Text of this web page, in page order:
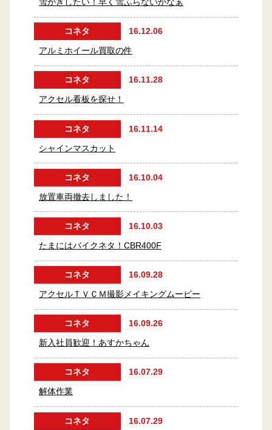
雪かきしたい！早く雪ふらないかなぁ
コネタ 16.12.06
アルミホイール買取の件
コネタ 16.11.28
アクセル看板を探せ！
コネタ 16.11.14
シャインマスカット
コネタ 16.10.04
放置車両撤去しました！
コネタ 16.10.03
たまにはバイクネタ！CBR400F
コネタ 16.09.28
アクセルＴＶＣＭ撮影メイキングムービー
コネタ 16.09.26
新入社員歓迎！あすかちゃん
コネタ 16.07.29
解体作業
コネタ 16.07.29